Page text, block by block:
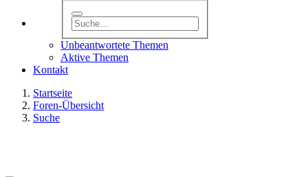
Unbeantwortete Themen
Aktive Themen
Kontakt
Startseite
Foren-Übersicht
Suche